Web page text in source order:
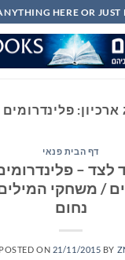
HERE OR JUST
ארכיון: פלינדרומים
דף הבית פנאי
–
/ משחקי
נחום
POSTED ON 21/11/2015 BY